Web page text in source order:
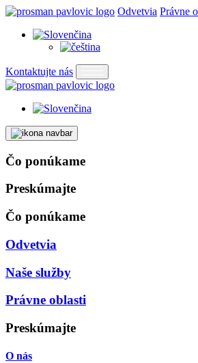
Odvetvia Právne
Kontaktujte nás
Čo ponúkame
Preskúmajte
Čo ponúkame
Odvetvia
Naše služby
Právne oblasti
Preskúmajte
O nás